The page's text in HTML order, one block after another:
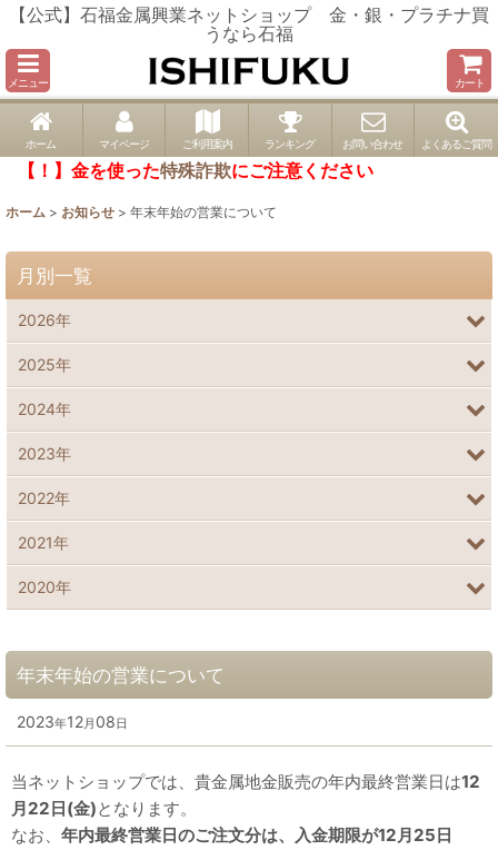
【公式】石福金属興業ネットショップ 金・銀・プラチナ買
うなら石福
メニュー カート
ホーム マイページ ご利用案内 ランキング お問い合わせ よくあるご質問
【！】金を使った特殊詐欺にご注意ください
ホーム > お知らせ > 年末年始の営業について
年末年始の営業について
2023年12月 08日
当ネットショップでは、貴金属地金販売の年内最終営業日は12
月22日(金)となります。
なお、 年内最終営業日のご注文分は、入金期限が12月25日
月別一覧
2026年
2025年
2024年
2023年
2022年
2021年
2020年